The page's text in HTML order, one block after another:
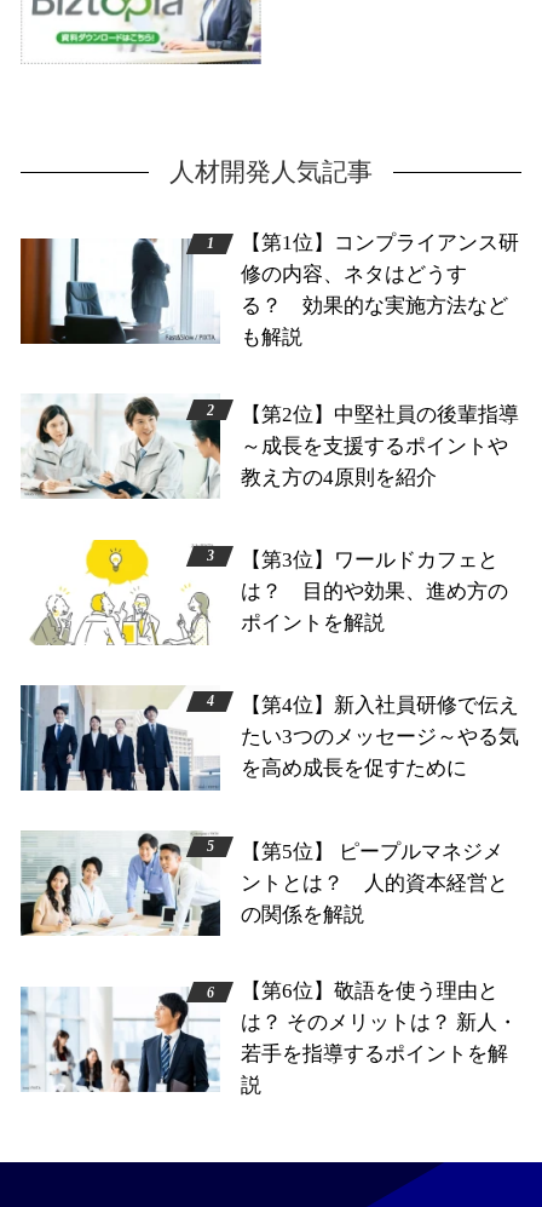
人材開発人気記事
【第1位】コンプライアンス研
修の内容、ネタはどうす
る？ 効果的な実施方法など
も解説
【第2位】中堅社員の後輩指導
～成長を支援するポイントや
教え方の4原則を紹介
【第3位】ワールドカフェと
は？ 目的や効果、進め方の
ポイントを解説
【第4位】新入社員研修で伝え
たい3つのメッセージ～やる気
を高め成長を促すために
【第5位】 ピープルマネジメ
ントとは？ 人的資本経営と
の関係を解説
【第6位】敬語を使う理由と
は？ そのメリットは？ 新人・
若手を指導するポイントを解
説